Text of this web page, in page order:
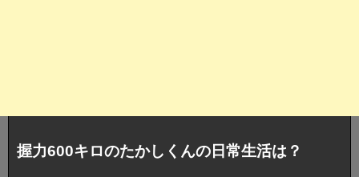
握力600キロのたかしくんの日常生活は？